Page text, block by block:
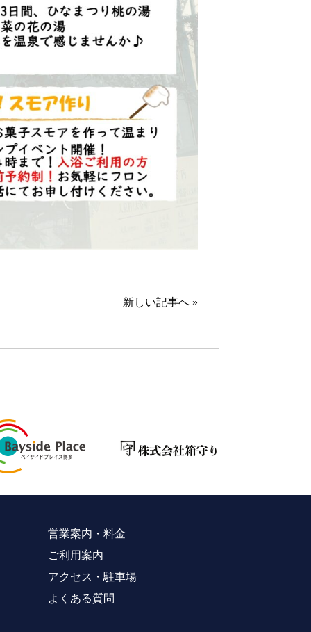
新しい記事へ »
営業案内・料金
ご利用案内
アクセス・駐車場
よくある質問